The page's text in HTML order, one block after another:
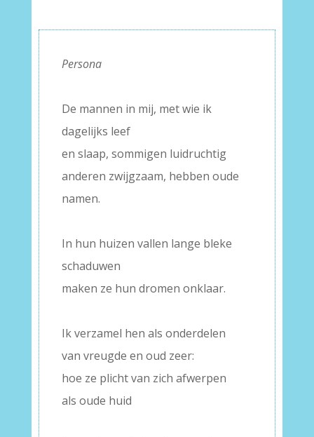
Persona
De mannen in mij, met wie ik
dagelijks leef
en slaap, sommigen luidruchtig
anderen zwijgzaam, hebben oude
namen.
In hun huizen vallen lange bleke
schaduwen
maken ze hun dromen onklaar.
Ik verzamel hen als onderdelen
van vreugde en oud zeer:
hoe ze plicht van zich afwerpen
als oude huid